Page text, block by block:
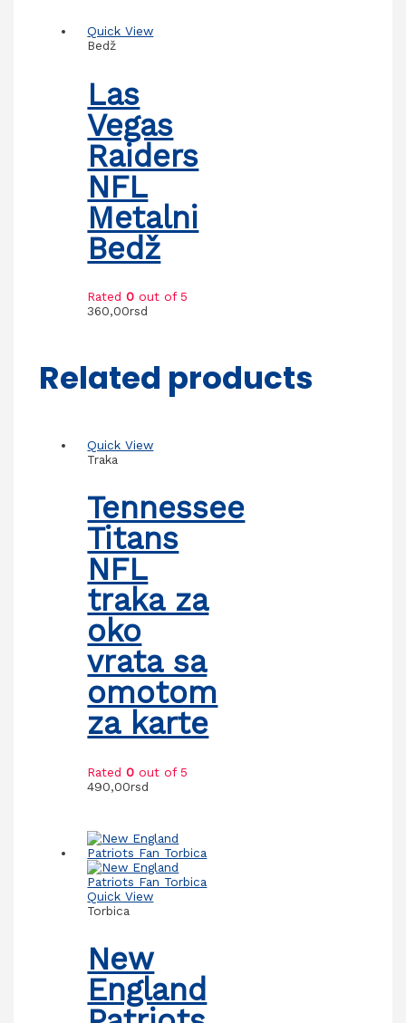
Quick View
Bedž
Las
Vegas
Raiders
NFL
Metalni
Bedž
Rated0 out of 5
360,00rsd
Related products
Quick View
Traka
Tennessee
Titans
NFL
traka za
oko
vrata sa
omotom
za karte
Rated0 out of 5
490,00rsd
Quick View
Torbica
New
England